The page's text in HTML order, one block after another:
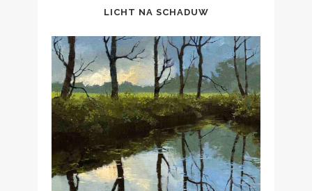
LICHT NA SCHADUW